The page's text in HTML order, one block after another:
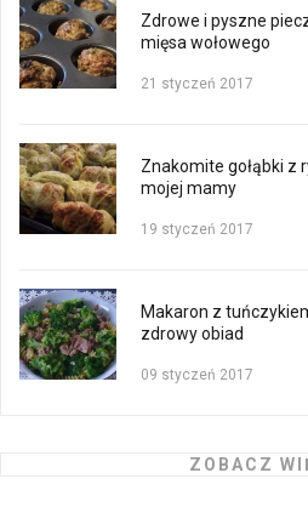
Zdrowe i pyszne
mięsa wołowego
21 styczeń 2017
Znakomite gołąbki z
mojej mamy
19 styczeń 2017
Makaron z
zdrowy obiad
09 styczeń 2017
ZOBACZ